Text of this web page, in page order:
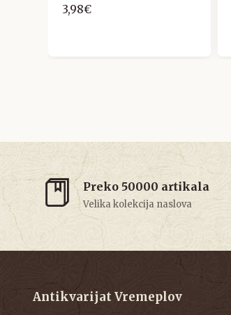
3,98€
Preko 50000 artikala
Velika kolekcija naslova
Antikvarijat Vremeplov